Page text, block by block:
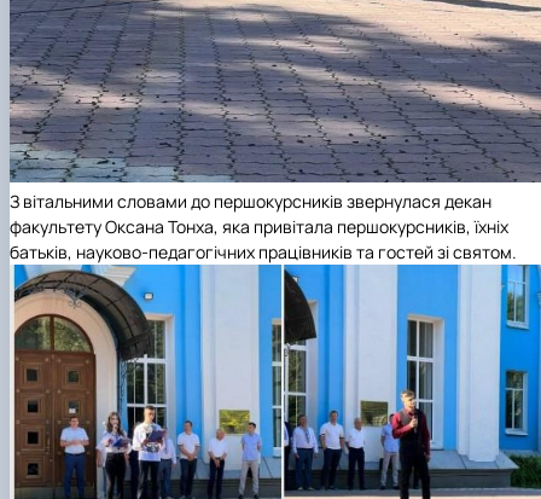
З вітальними словами до першокурсників звернулася декан
факультету Оксана Тонха, яка привітала першокурсників, їхніх
батьків, науково-педагогічних працівників та гостей зі святом.